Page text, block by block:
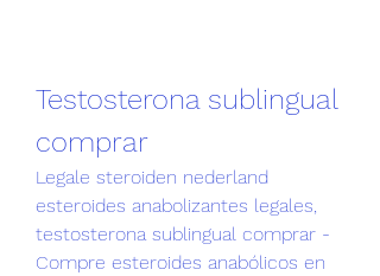
Testosterona sublingual
comprar
Legale steroiden nederland
esteroides anabolizantes legales,
testosterona sublingual comprar -
Compre esteroides anabólicos en